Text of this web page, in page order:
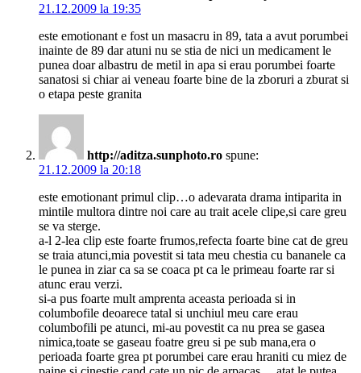
21.12.2009 la 19:35
este emotionant e fost un masacru in 89, tata a avut porumbei
inainte de 89 dar atuni nu se stia de nici un medicament le
punea doar albastru de metil in apa si erau porumbei foarte
sanatosi si chiar ai veneau foarte bine de la zboruri a zburat si
o etapa peste granita
http://aditza.sunphoto.ro spune:
21.12.2009 la 20:18
este emotionant primul clip…o adevarata drama intiparita in
mintile multora dintre noi care au trait acele clipe,si care greu
se va sterge.
a-l 2-lea clip este foarte frumos,refecta foarte bine cat de greu
se traia atunci,mia povestit si tata meu chestia cu bananele ca
le punea in ziar ca sa se coaca pt ca le primeau foarte rar si
atunc erau verzi.
si-a pus foarte mult amprenta aceasta perioada si in
columbofile deoarece tatal si unchiul meu care erau
columbofili pe atunci, mi-au povestit ca nu prea se gasea
nimica,toate se gaseau foatre greu si pe sub mana,era o
perioada foarte grea pt porumbei care erau hraniti cu miez de